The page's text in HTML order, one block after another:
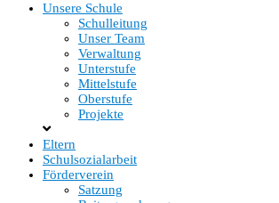
Unsere Schule
Schulleitung
Unser Team
Verwaltung
Unterstufe
Mittelstufe
Oberstufe
Projekte
Eltern
Schulsozialarbeit
Förderverein
Satzung